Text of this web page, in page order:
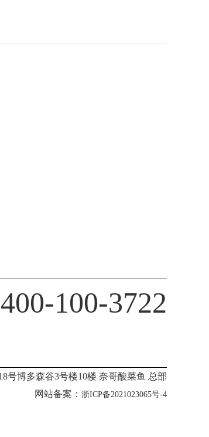
400-100-3722
号博多森谷3号楼10楼 奈哥酸菜鱼 总部
网站备案： 浙ICP备2021023065号-4